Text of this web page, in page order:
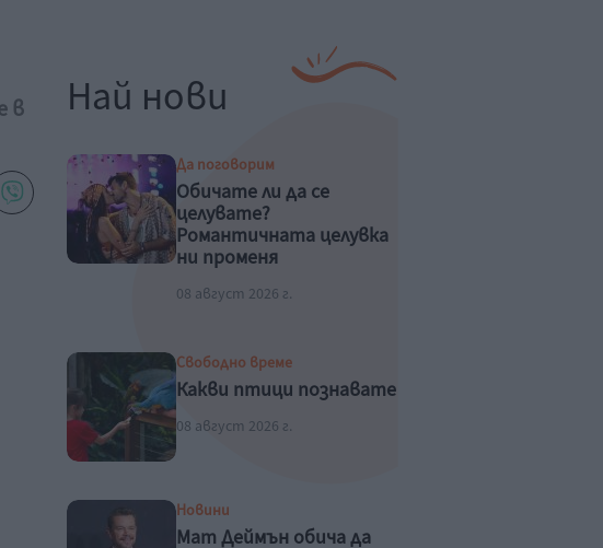
в
Най нови
Да поговорим
Обичате ли да се
целувате?
Романтичната целувка
ни променя
08 август 2026 г.
Свободно време
Какви птици познавате
08 август 2026 г.
Новини
Мат Деймън обича да